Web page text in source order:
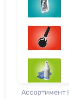
Ассортимент